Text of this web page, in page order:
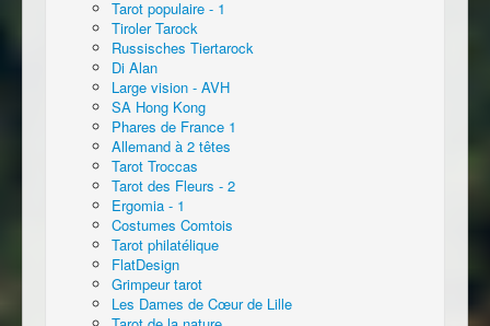
Tarot populaire - 1
Tiroler Tarock
Russisches Tiertarock
Di Alan
Large vision - AVH
SA Hong Kong
Phares de France 1
Allemand à 2 têtes
Tarot Troccas
Tarot des Fleurs - 2
Ergomia - 1
Costumes Comtois
Tarot philatélique
FlatDesign
Grimpeur tarot
Les Dames de Cœur de Lille